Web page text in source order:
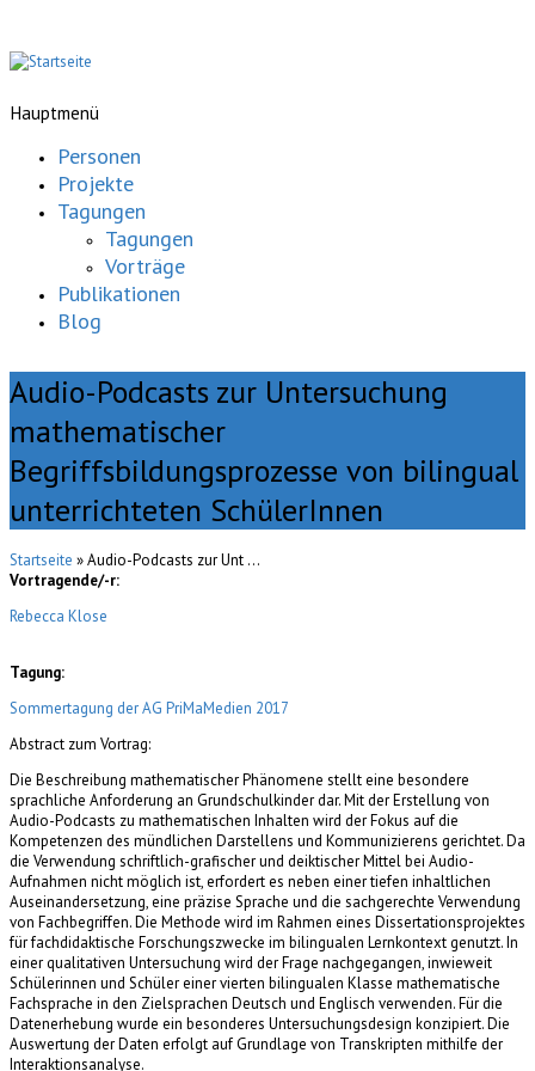
Hauptmenü
Personen
Projekte
Tagungen
Tagungen
Vorträge
Publikationen
Blog
Audio-Podcasts zur Untersuchung
mathematischer
Begriffsbildungsprozesse von bilingual
unterrichteten SchülerInnen
Startseite » Audio-Podcasts zur Unt ...
Vortragende/-r:
Rebecca Klose
Tagung:
Sommertagung der AG PriMaMedien 2017
Abstract zum Vortrag:
Die Beschreibung mathematischer Phänomene stellt eine besondere
sprachliche Anforderung an Grundschulkinder dar. Mit der Erstellung von
Audio-Podcasts zu mathematischen Inhalten wird der Fokus auf die
Kompetenzen des mündlichen Darstellens und Kommunizierens gerichtet. Da
die Verwendung schriftlich-grafischer und deiktischer Mittel bei Audio-
Aufnahmen nicht möglich ist, erfordert es neben einer tiefen inhaltlichen
Auseinandersetzung, eine präzise Sprache und die sachgerechte Verwendung
von Fachbegriffen. Die Methode wird im Rahmen eines Dissertationsprojektes
für fachdidaktische Forschungszwecke im bilingualen Lernkontext genutzt. In
einer qualitativen Untersuchung wird der Frage nachgegangen, inwieweit
Schülerinnen und Schüler einer vierten bilingualen Klasse mathematische
Fachsprache in den Zielsprachen Deutsch und Englisch verwenden. Für die
Datenerhebung wurde ein besonderes Untersuchungsdesign konzipiert. Die
Auswertung der Daten erfolgt auf Grundlage von Transkripten mithilfe der
Interaktionsanalyse.